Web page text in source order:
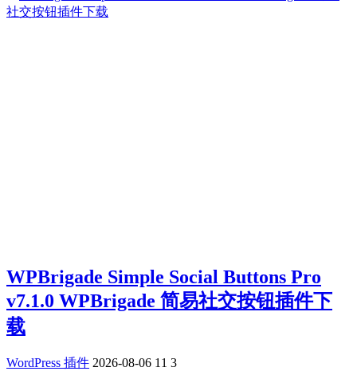
WPBrigade Simple Social Buttons Pro
v7.1.0 WPBrigade 简易社交按钮插件下
载
WordPress 插件 2026-08-06 11 3